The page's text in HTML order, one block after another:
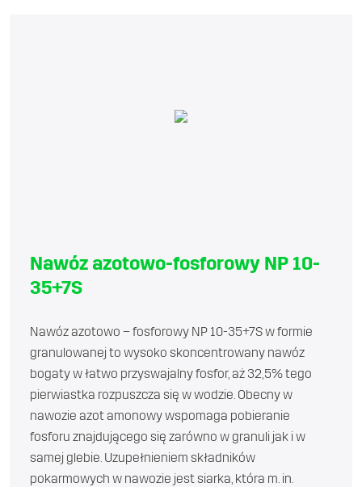
Nawóz azotowo-fosforowy NP 10-
35+7S
Nawóz azotowo – fosforowy NP 10-35+7S w formie
granulowanej to wysoko skoncentrowany nawóz
bogaty w łatwo przyswajalny fosfor, aż 32,5% tego
pierwiastka rozpuszcza się w wodzie. Obecny w
nawozie azot amonowy wspomaga pobieranie
fosforu znajdującego się zarówno w granuli jak i w
samej glebie. Uzupełnieniem składników
pokarmowych w nawozie jest siarka, która m. in.